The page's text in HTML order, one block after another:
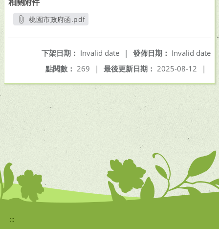
桃園市政府函.pdf
發佈日期： Invalid date
下架日期： Invalid date
|
最後更新日期： 2025-08-12 |
點閱數： 269 |
:::